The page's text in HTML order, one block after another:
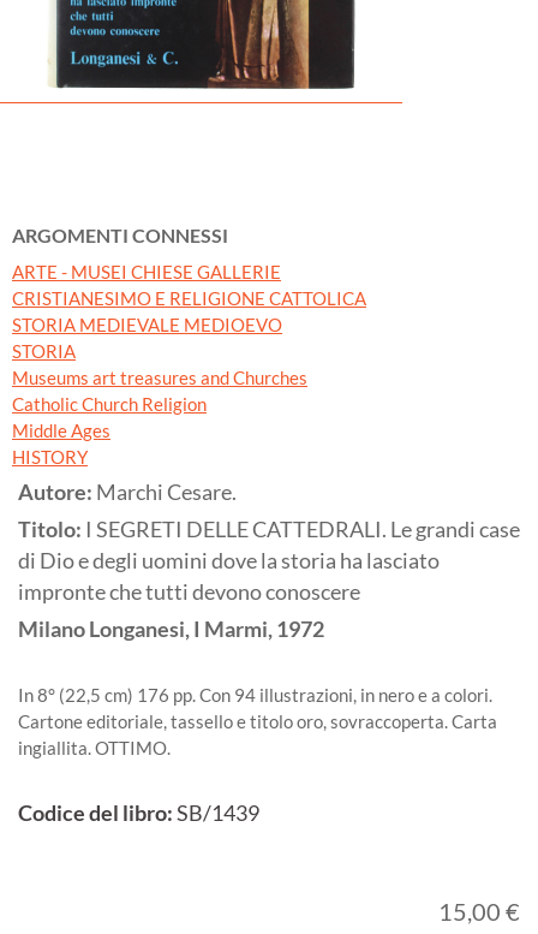
ARGOMENTI CONNESSI
ARTE - MUSEI CHIESE GALLERIE
CRISTIANESIMO E RELIGIONE CATTOLICA
STORIA MEDIEVALE MEDIOEVO
STORIA
Museums art treasures and Churches
Catholic Church Religion
Middle Ages
HISTORY
Autore: Marchi Cesare.
Titolo: I SEGRETI DELLE CATTEDRALI. Le grandi case
di Dio e degli uomini dove la storia ha lasciato
impronte che tutti devono conoscere
MilanoLonganesi, I Marmi,1972
In 8° (22,5 cm) 176 pp. Con 94 illustrazioni, in nero e a colori.
Cartone editoriale, tassello e titolo oro, sovraccoperta. Carta
ingiallita. OTTIMO.
Codice del libro:SB/1439
15,00 €